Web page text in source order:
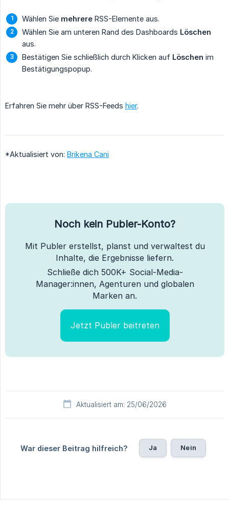
Wählen Sie mehrere RSS-Elemente aus.
Wählen Sie am unteren Rand des Dashboards Löschen
aus.
Bestätigen Sie schließlich durch Klicken auf Löschen im
Bestätigungspopup.
Erfahren Sie mehr über RSS-Feeds hier.
*Aktualisiert von: Brikena Cani
Noch kein Publer-Konto?
Mit Publer erstellst, planst und verwaltest du
Inhalte, die Ergebnisse liefern.
Schließe dich 500K+ Social-Media-
Manager:innen, Agenturen und globalen
Marken an.
Jetzt Publer beitreten
Aktualisiert am: 25/06/2026
War dieser Beitrag hilfreich? Ja Nein